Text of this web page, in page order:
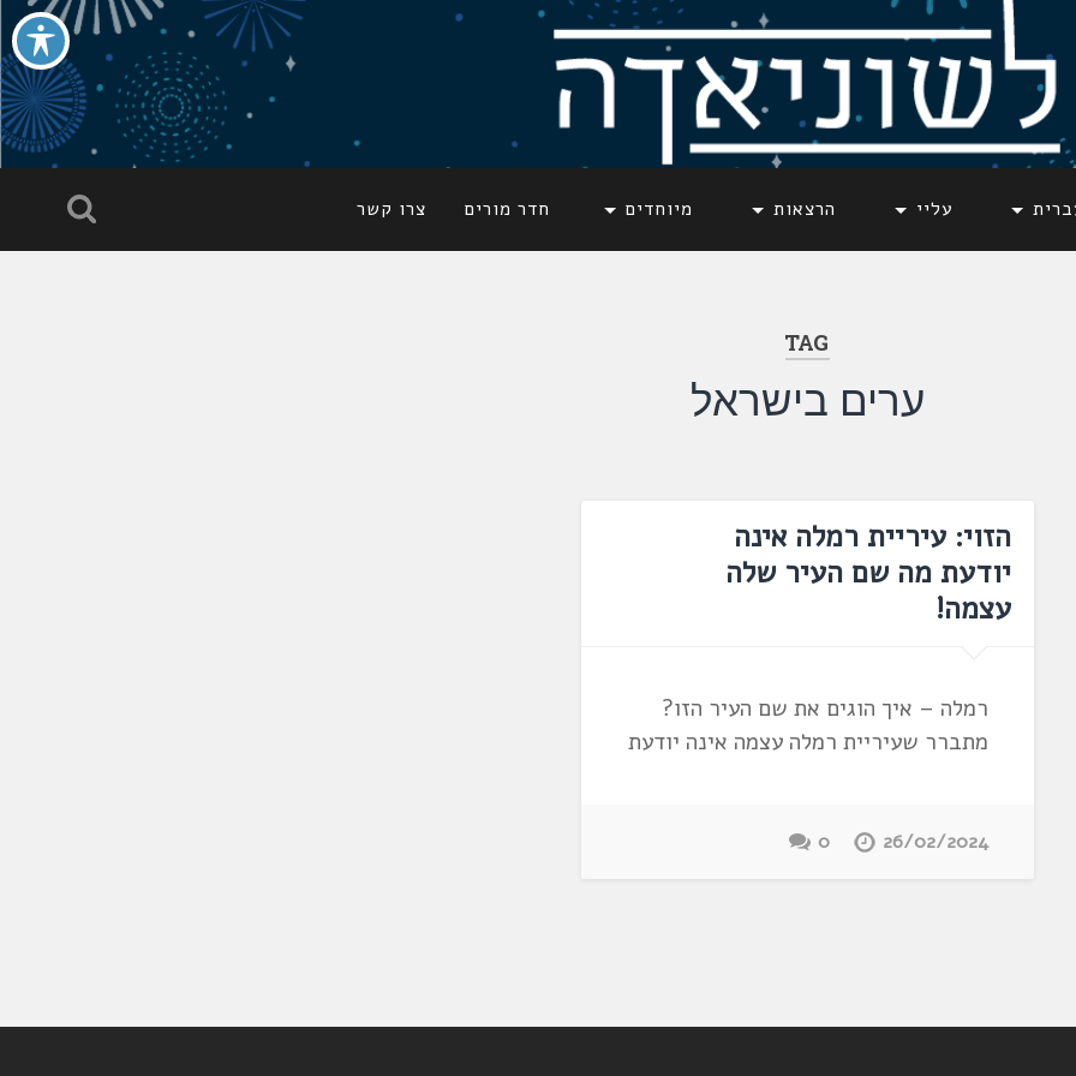
עליי הרצאות מיוחדים חדר מורים צרו קשר
TAG
ערים בישראל
הזוי: עיריית רמלה אינה
יודעת מה שם העיר שלה
עצמה!
רמלה – איך הוגים את שם העיר הזו?
מתברר שעיריית רמלה עצמה אינה יודעת
26/02/2024
0